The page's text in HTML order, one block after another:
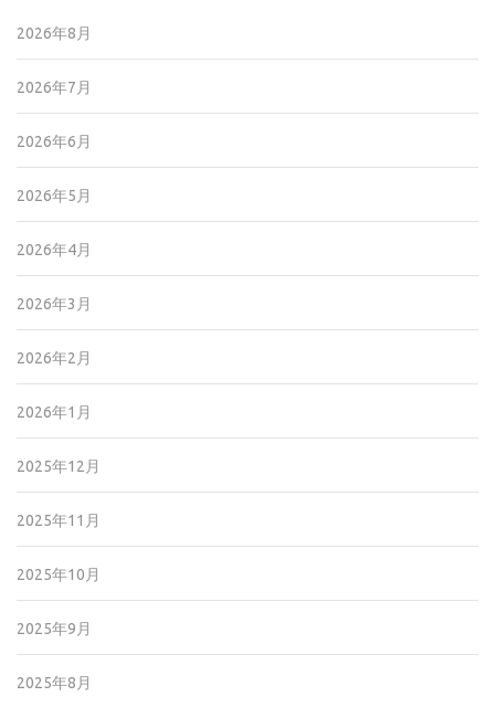
2026年8月
2026年7月
2026年6月
2026年5月
2026年4月
2026年3月
2026年2月
2026年1月
2025年12月
2025年11月
2025年10月
2025年9月
2025年8月